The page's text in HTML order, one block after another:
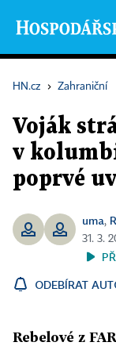
HN.cz › Zahraniční
Voják
v
poprvé
uma,
31. 3.
ODEBÍRAT
Rebelové z